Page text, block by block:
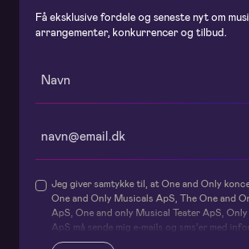
Få eksklusive fordele og seneste nyt om
arrangementer, konkurrencer og tilbud.
Jeg giver samtykke til, at One and Only
One and Only Musicals ApS, The One and
ApS, One and only Musical Teater ApS,
ApS må sende mig e-mails og sms’er med
om deres forestillinger og events samt